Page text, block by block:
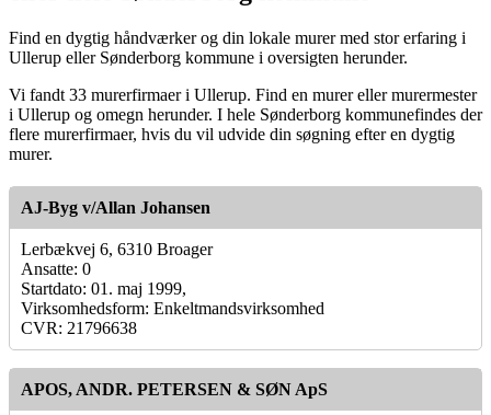
Find en dygtig håndværker og din lokale murer med stor erfaring i
Ullerup eller Sønderborg kommune i oversigten herunder.
Vi fandt 33 murerfirmaer i Ullerup. Find en murer eller murermester
i Ullerup og omegn herunder. I hele Sønderborg kommunefindes der
flere murerfirmaer, hvis du vil udvide din søgning efter en dygtig
murer.
AJ-Byg v/Allan Johansen
Lerbækvej 6, 6310 Broager
Ansatte: 0
Startdato: 01. maj 1999,
Virksomhedsform: Enkeltmandsvirksomhed
CVR: 21796638
APOS, ANDR. PETERSEN & SØN ApS